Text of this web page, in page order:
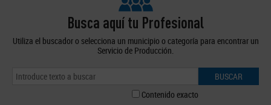
Busca aquí tu Profesional
Utiliza el buscador o selecciona un municipio o categoría para encontrar un
Servicio de Producción.
BUSCAR
Contenido exacto